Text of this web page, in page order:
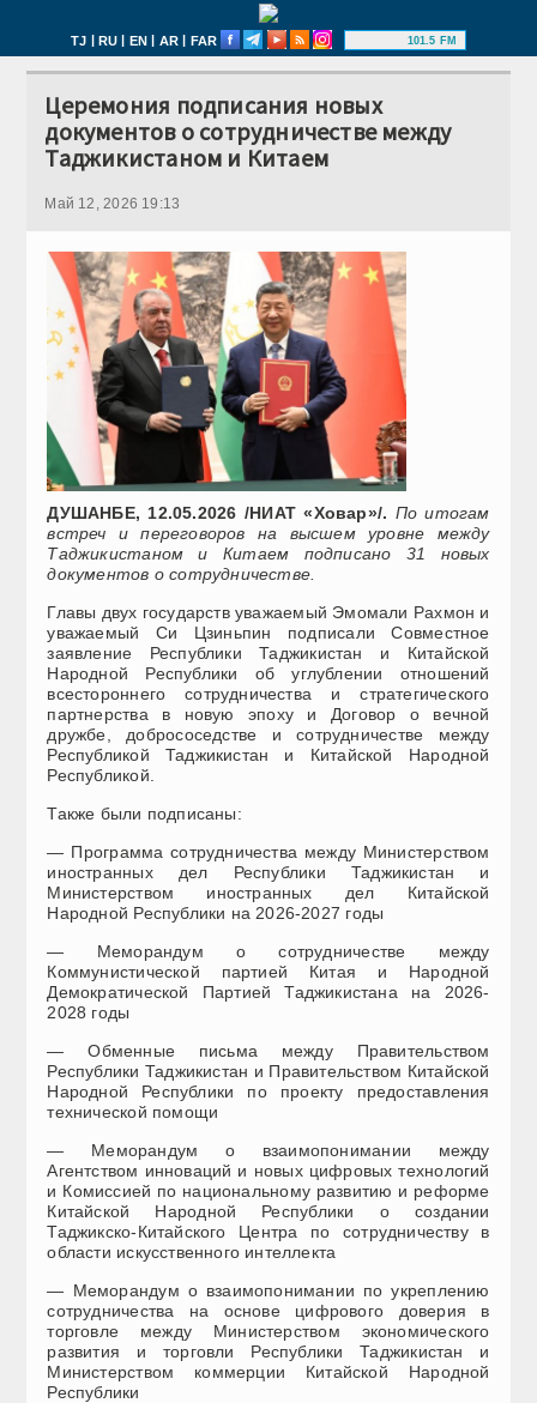
TJ | RU | EN | AR | FAR 101.5 FM
Церемония подписания новых
документов о сотрудничестве между
Таджикистаном и Китаем
Май 12, 2026 19:13
ДУШАНБЕ, 12.05.2026 /НИАТ «Ховар»/. По итогам
встреч и переговоров на высшем уровне между
Таджикистаном и Китаем подписано 31 новых
документов о сотрудничестве.
Главы двух государств уважаемый Эмомали Рахмон и
уважаемый Си Цзиньпин подписали Совместное
заявление Республики Таджикистан и Китайской
Народной Республики об углублении отношений
всестороннего сотрудничества и стратегического
партнерства в новую эпоху и Договор о вечной
дружбе, добрососедстве и сотрудничестве между
Республикой Таджикистан и Китайской Народной
Республикой.
Также были подписаны:
— Программа сотрудничества между Министерством
иностранных дел Республики Таджикистан и
Министерством иностранных дел Китайской
Народной Республики на 2026-2027 годы
— Меморандум о сотрудничестве между
Коммунистической партией Китая и Народной
Демократической Партией Таджикистана на 2026-
2028 годы
— Обменные письма между Правительством
Республики Таджикистан и Правительством Китайской
Народной Республики по проекту предоставления
технической помощи
— Меморандум о взаимопонимании между
Агентством инноваций и новых цифровых технологий
и Комиссией по национальному развитию и реформе
Китайской Народной Республики о создании
Таджикско-Китайского Центра по сотрудничеству в
области искусственного интеллекта
— Меморандум о взаимопонимании по укреплению
сотрудничества на основе цифрового доверия в
торговле между Министерством экономического
развития и торговли Республики Таджикистан и
Министерством коммерции Китайской Народной
Республики